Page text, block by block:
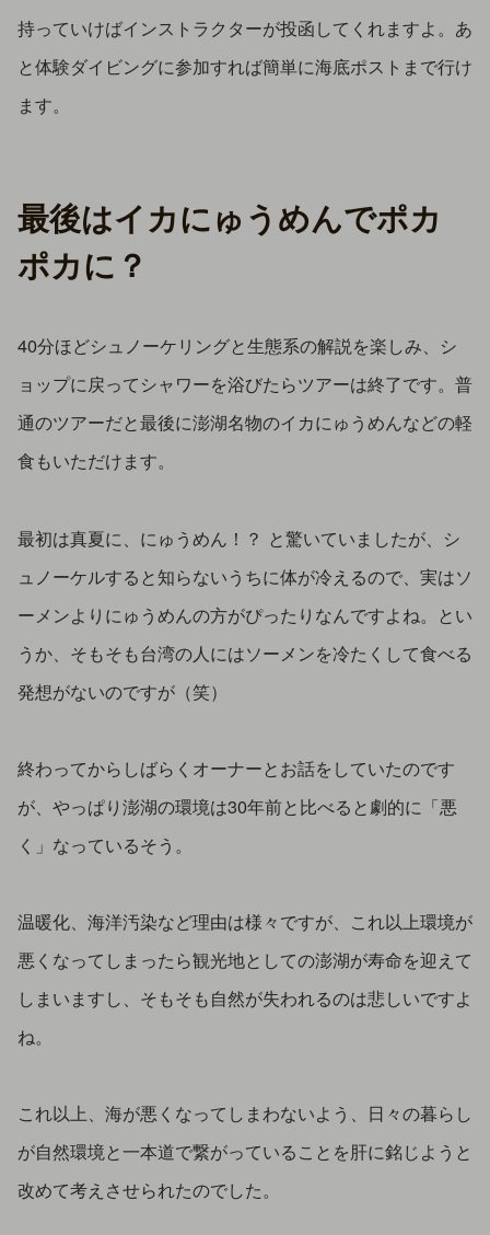
持っていけばインストラクターが投函してくれますよ。あ
と体験ダイビングに参加すれば簡単に海底ポストまで行け
ます。
最後はイカにゅうめんでポカ
ポカに？
40分ほどシュノーケリングと生態系の解説を楽しみ、シ
ョップに戻ってシャワーを浴びたらツアーは終了です。普
通のツアーだと最後に澎湖名物のイカにゅうめんなどの軽
食もいただけます。
最初は真夏に、にゅうめん！？ と驚いていましたが、シ
ュノーケルすると知らないうちに体が冷えるので、実はソ
ーメンよりにゅうめんの方がぴったりなんですよね。とい
うか、そもそも台湾の人にはソーメンを冷たくして食べる
発想がないのですが（笑）
終わってからしばらくオーナーとお話をしていたのです
が、やっぱり澎湖の環境は30年前と比べると劇的に「悪
く」なっているそう。
温暖化、海洋汚染など理由は様々ですが、これ以上環境が
悪くなってしまったら観光地としての澎湖が寿命を迎えて
しまいますし、そもそも自然が失われるのは悲しいですよ
ね。
これ以上、海が悪くなってしまわないよう、日々の暮らし
が自然環境と一本道で繋がっていることを肝に銘じようと
改めて考えさせられたのでした。